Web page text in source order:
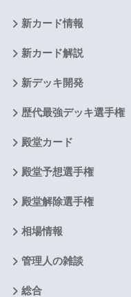
新カード情報
新カード解説
新デッキ開発
歴代最強デッキ選手権
殿堂カード
殿堂予想選手権
殿堂解除選手権
相場情報
管理人の雑談
総合